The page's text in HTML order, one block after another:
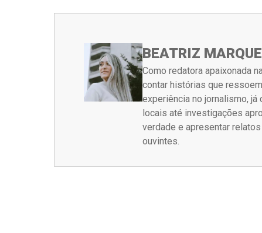
BEATRIZ
Como redatora apaixonada
contar histórias que
experiência no jornalismo,
locais até investigações
verdade e apresentar
ouvintes.